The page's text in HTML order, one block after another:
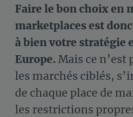
Faire le bon choix en
marketplaces est
à bien votre stratégie
Europe.Mais ce
les marchés ciblés,
de chaque place de
les restrictions